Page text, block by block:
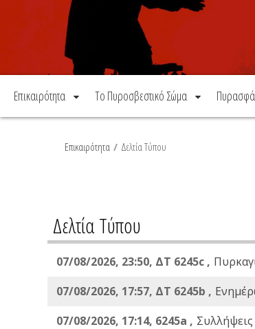
Επικαιρότητα Το Πυροσβεστικό Σώμα
Επικαιρότητα / Δελτία Τύπου
Δελτία Τύπου
07/08/2026, 23:50, ΔΤ 6245c ,
07/08/2026, 17:57, ΔΤ 6245b ,
07/08/2026, 17:14, 6245a ,